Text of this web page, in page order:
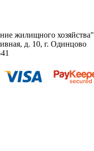
жилищного хозяйства"
д. 10, г. Одинцово